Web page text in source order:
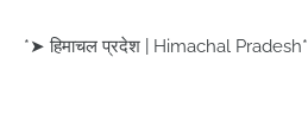
*➤ हिमाचल प्रदेश | Himachal Pradesh*